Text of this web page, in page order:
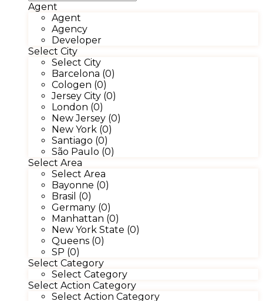
Agent
Agent
Agency
Developer
Select City
Select City
Barcelona (0)
Cologen (0)
Jersey City (0)
London (0)
New Jersey (0)
New York (0)
Santiago (0)
São Paulo (0)
Select Area
Select Area
Bayonne (0)
Brasil (0)
Germany (0)
Manhattan (0)
New York State (0)
Queens (0)
SP (0)
Select Category
Select Category
Select Action Category
Select Action Category